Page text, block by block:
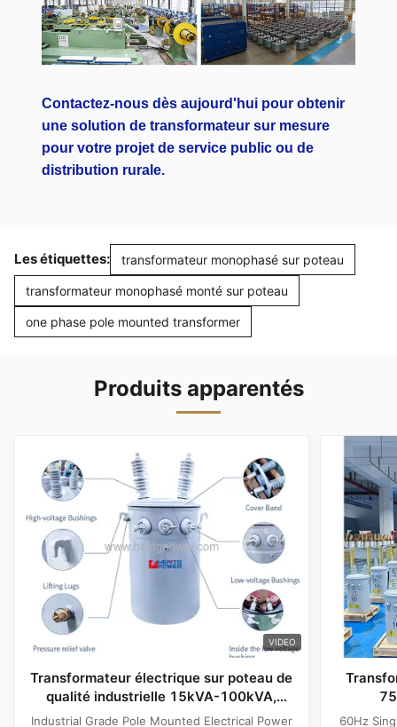
Contactez-nous dès aujourd'hui pour obtenir
une solution de transformateur sur mesure
pour votre projet de service public ou de
distribution rurale.
Les étiquettes: transformateur monophasé sur poteau
transformateur monophasé monté sur poteau
one phase pole mounted transformer
Produits apparentés
VIDEO
Transformateur électrique sur poteau de
qualité industrielle 15kVA-100kVA,
fréquence 60Hz
Industrial Grade Pole Mounted Electrical Power
60Hz